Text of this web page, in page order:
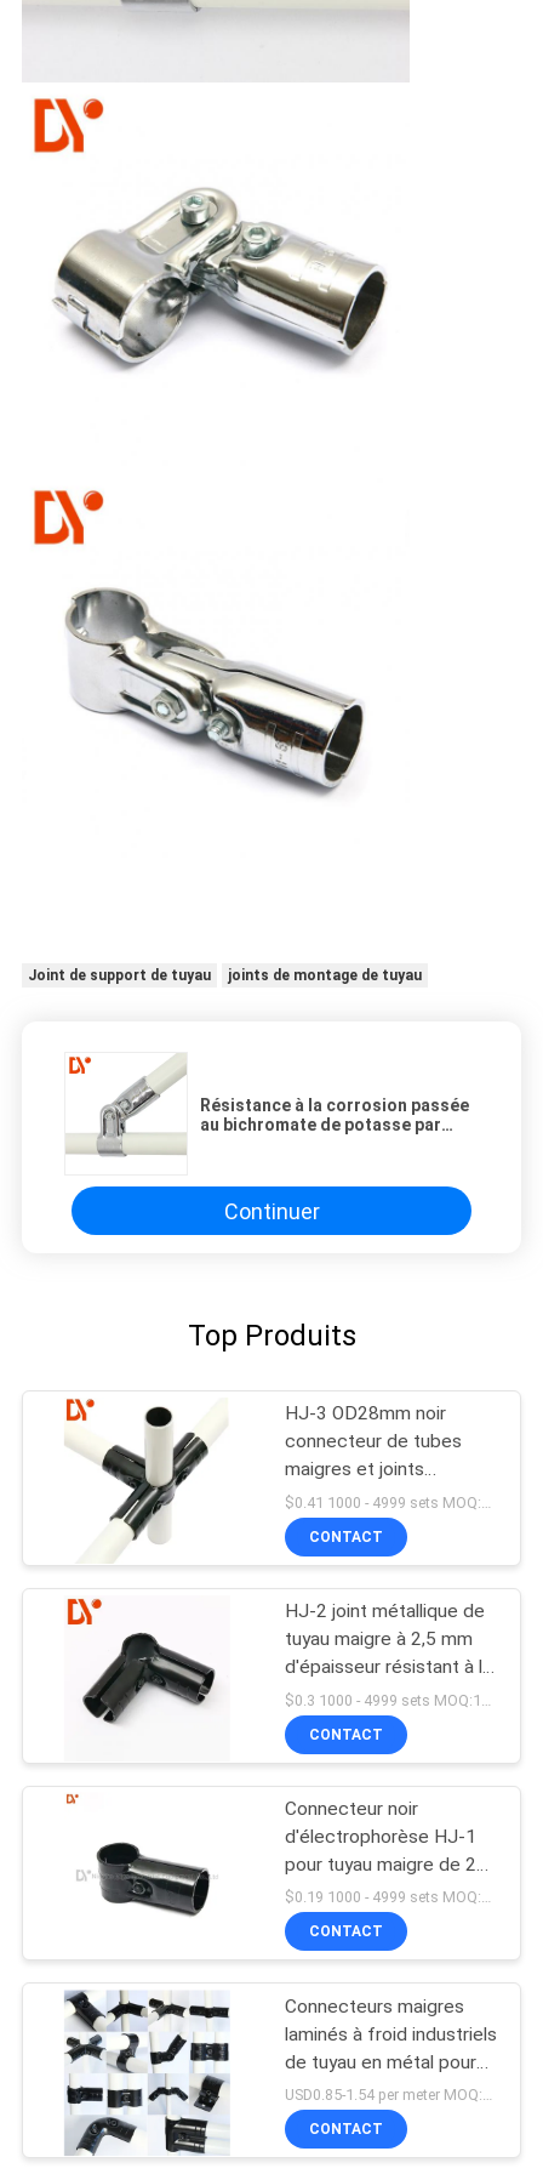
Joint de support de tuyau joints de montage de tuyau
Résistance à la corrosion passée
au bichromate de potasse par
Continuer
Top Produits
HJ-3 OD28mm noir
connecteur de tubes
maigres et joints
métalliques pour tubes
maigres
CONTACT
HJ-2 joint métallique de
tuyau maigre à 2,5 mm
d'épaisseur résistant à la
rouille et antistatique
CONTACT
Connecteur noir
d'électrophorèse HJ-1
pour tuyau maigre de 28
mm
$0.19 1000 - 4999 sets MOQ:1000
CONTACT
Connecteurs maigres
laminés à froid industriels
de tuyau en métal pour
l'établi d'ESD/Tableau de
travail
USD0.85-1.54 per meter MOQ:600 mètres
CONTACT